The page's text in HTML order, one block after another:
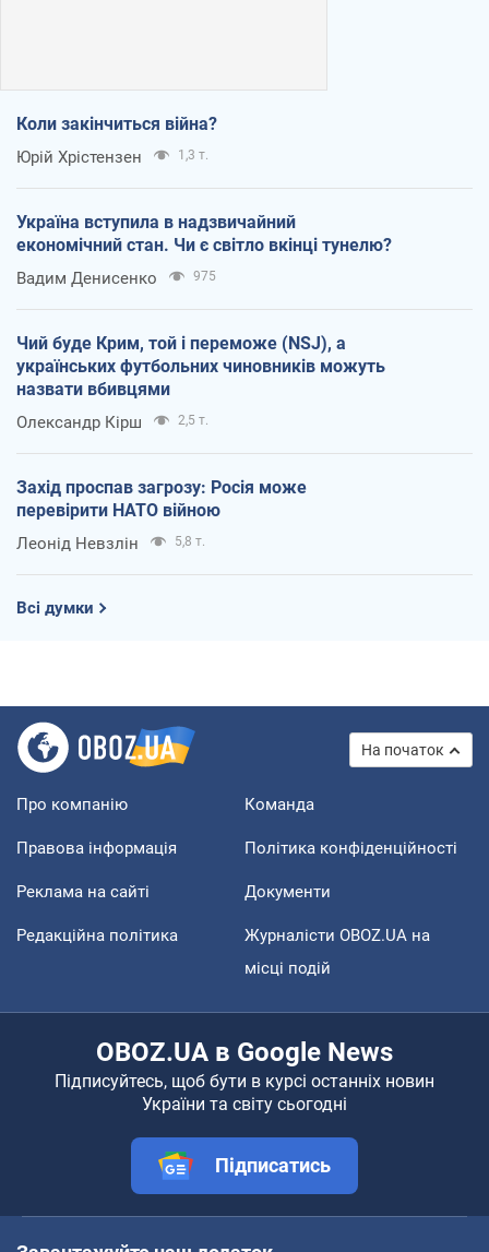
Коли закінчиться війна?
Юрій Хрістензен 1,3 т.
Україна вступила в надзвичайний
економічний стан. Чи є світло вкінці тунелю?
Вадим Денисенко 975
Чий буде Крим, той і переможе (NSJ), а
українських футбольних чиновників можуть
назвати вбивцями
Олександр Кірш 2,5 т.
Захід проспав загрозу: Росія може
перевірити НАТО війною
Леонід Невзлін 5,8 т.
Всі думки
На початок
Про компанію Команда
Правова інформація Політика конфіденційності
Реклама на сайті Документи
Редакційна політика
Журналісти OBOZ.UA на
місці подій
OBOZ.UA в Google News
Підписуйтесь, щоб бути в курсі останніх новин
України та світу сьогодні
Підписатись